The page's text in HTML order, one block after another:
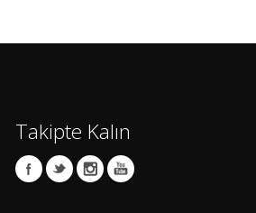
Takipte Kalın